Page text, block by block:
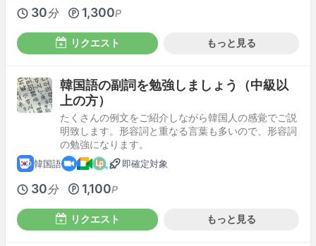
30分 1,300P
リクエスト もっと見る
韓国語の副詞を勉強しましょう（中級以
上の方）
たくさんの例文をご紹介しながら韓国人の感覚でご説
明致します。形容詞と重なる言葉も多いので、形容詞
の勉強になります。
韓国語 即確定対象
30分 1,100P
リクエスト もっと見る